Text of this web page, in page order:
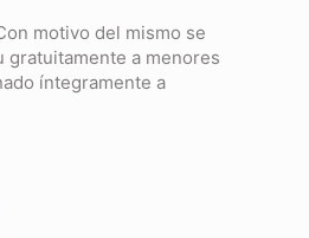
motivo del mismo se
gratuitamente a menores
íntegramente a